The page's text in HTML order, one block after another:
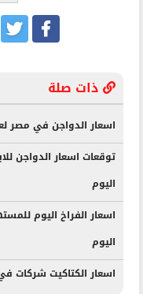
ذات صلة
اسعار الدواجن في مصر لعام 2021 تحديث
اليوم
اليوم
اسعار الكتاكيت شركات في مصر